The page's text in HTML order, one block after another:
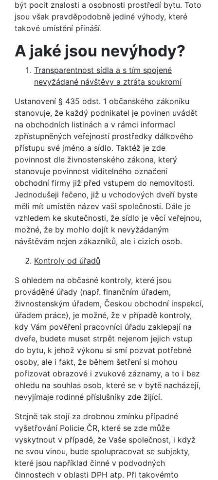
být pocit znalosti a osobnosti prostředí bytu. Toto
jsou však pravděpodobně jediné výhody, které
takové umístění přináší.
A jaké jsou nevýhody?
Transparentnost sídla a s tím spojené
nevyžádané návštěvy a ztráta soukromí
Ustanovení § 435 odst. 1 občanského zákoníku
stanovuje, že každý podnikatel je povinen uvádět
na obchodních listinách a v rámci informací
zpřístupněných veřejností prostředky dálkového
přístupu své jméno a sídlo. Taktéž je zde
povinnost dle živnostenského zákona, který
stanovuje povinnost viditelného označení
obchodní firmy již před vstupem do nemovitosti.
Jednodušeji řečeno, již u vchodových dveří byste
měli mít umístěn název vaší společnosti. Dále je
vzhledem ke skutečnosti, že sídlo je věcí veřejnou,
možné, že by mohlo dojít k nevyžádaným
návštěvám nejen zákazníků, ale i cizích osob.
Kontroly od úřadů
S ohledem na občasné kontroly, které jsou
prováděné úřady (např. finančním úřadem,
živnostenským úřadem, Českou obchodní inspekcí,
úřadem práce), je možné, že v případě kontroly,
kdy Vám pověření pracovníci úřadu zaklepají na
dveře, budete muset strpět nejenom jejich vstup
do bytu, k jehož výkonu si smí pozvat potřebné
osoby, ale i fakt, že během šetření si mohou
pořizovat obrazové i zvukové záznamy, a to i bez
ohledu na souhlas osob, které se v bytě nacházejí,
nevyjímaje rodinné příslušníky zde žijící.
Stejně tak stojí za drobnou zmínku případné
vyšetřování Policie ČR, které se zde může
vyskytnout v případě, že Vaše společnost, i když
ne svou vinou, bude spolupracovat se subjekty,
které jsou například činné v podvodných
činnostech v oblasti DPH atp. Při takovémto